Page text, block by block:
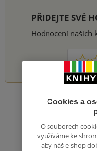
PŘIDEJTE SVÉ
Hodnocení našich
1 2
Cookies a
O souborech
využíváme ke
aby náš e-shop